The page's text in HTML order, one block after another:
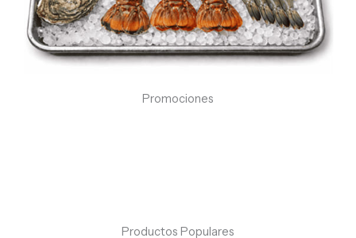
Promociones
Productos Populares